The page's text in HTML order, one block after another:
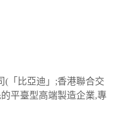
(「比亞迪」;香港聯合交
平臺型高端製造企業,專